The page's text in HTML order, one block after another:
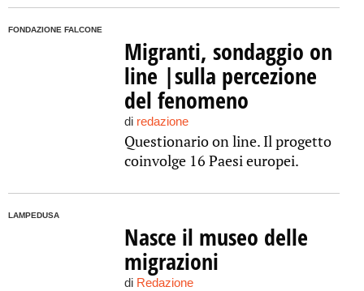
FONDAZIONE FALCONE
Migranti, sondaggio on
line |sulla percezione
del fenomeno
di redazione
Questionario on line. Il progetto
coinvolge 16 Paesi europei.
LAMPEDUSA
Nasce il museo delle
migrazioni
di Redazione